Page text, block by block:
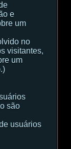
e
um
no
visitantes,
um
)
são
usuários